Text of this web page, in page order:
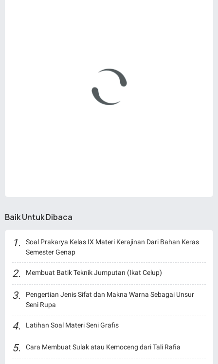
Baik Untuk Dibaca
Soal Prakarya Kelas IX Materi Kerajinan Dari Bahan Keras
Semester Genap
Membuat Batik Teknik Jumputan (Ikat Celup)
Pengertian Jenis Sifat dan Makna Warna Sebagai Unsur
Seni Rupa
Latihan Soal Materi Seni Grafis
Cara Membuat Sulak atau Kemoceng dari Tali Rafia